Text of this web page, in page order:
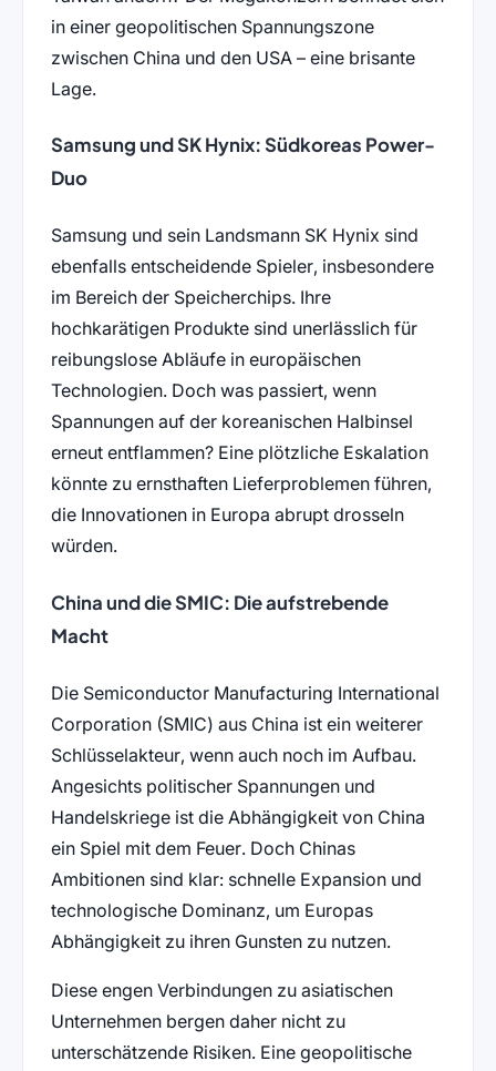
in einer geopolitischen Spannungszone
zwischen China und den USA – eine brisante
Lage.
Samsung und SK Hynix: Südkoreas Power-
Duo
Samsung und sein Landsmann SK Hynix sind
ebenfalls entscheidende Spieler, insbesondere
im Bereich der Speicherchips. Ihre
hochkarätigen Produkte sind unerlässlich für
reibungslose Abläufe in europäischen
Technologien. Doch was passiert, wenn
Spannungen auf der koreanischen Halbinsel
erneut entflammen? Eine plötzliche Eskalation
könnte zu ernsthaften Lieferproblemen führen,
die Innovationen in Europa abrupt drosseln
würden.
China und die SMIC: Die aufstrebende
Macht
Die Semiconductor Manufacturing International
Corporation (SMIC) aus China ist ein weiterer
Schlüsselakteur, wenn auch noch im Aufbau.
Angesichts politischer Spannungen und
Handelskriege ist die Abhängigkeit von China
ein Spiel mit dem Feuer. Doch Chinas
Ambitionen sind klar: schnelle Expansion und
technologische Dominanz, um Europas
Abhängigkeit zu ihren Gunsten zu nutzen.
Diese engen Verbindungen zu asiatischen
Unternehmen bergen daher nicht zu
unterschätzende Risiken. Eine geopolitische